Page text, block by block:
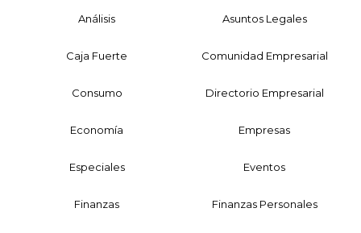
Análisis Asuntos Legales
Caja Fuerte Comunidad Empresarial
Consumo Directorio Empresarial
Economía Empresas
Especiales Eventos
Finanzas Finanzas Personales